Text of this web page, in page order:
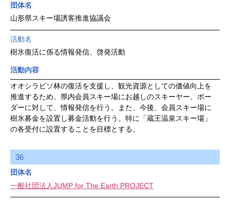
団体名
山形県スキー場誘客推進協議会
活動名
樹氷復活に係る情報発信、啓発活動
活動内容
オオシラビソ林の復活を支援し、観光資源としての価値向上を
推進するため、県内会員スキー場にお越しのスキーヤー、ボー
ダーに対して、情報発信を行う。また、今後、会員スキー場に
樹氷募金を設置し募金活動を行う。特に「蔵王温泉スキー場」
の各受付に設置することを目標とする。
36
団体名
一般社団法人JUMP for The Earth PROJECT